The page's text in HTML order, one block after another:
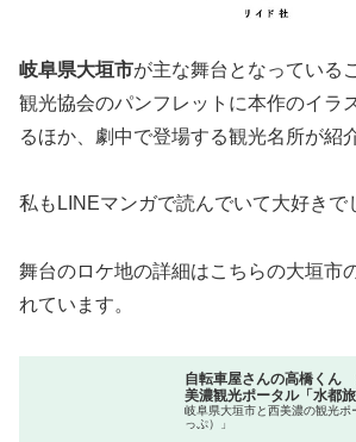
岐阜県大垣市が主な舞台となっている
観光協会のパンフレットに本作のイラ
るほか、劇中で登場する観光名所が紹
私もLINEマンガで読んでいて大好きで
舞台のロケ地の詳細はこちらの大垣市
れています。
自転車屋さんの高橋くん
美濃観光ポータル「水都
岐阜県大垣市と西美濃の観光ポ
っぷ）」